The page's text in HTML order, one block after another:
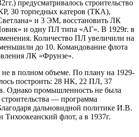
предусматривалось строительство
30 торпедных катеров (ТКА),
и 3 ЭМ, восстановить ЛК
и одну ПЛ типа «АГ». В 1929г. в
Количество ПЛ увеличили на
до 10. Командование флота
ЛК «Фрунзе».
в полном объеме. По плану на 1929-
построить: 28 НК, 22 ПЛ, 37
Однако промышленность не была
— программа
дальновидной политике И.В.
Тихоокеанский флот, а в 1937г.